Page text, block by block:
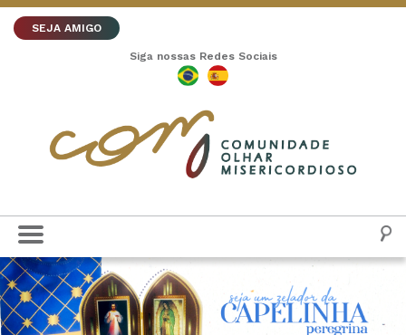
SEJA AMIGO
Siga nossas Redes Sociais